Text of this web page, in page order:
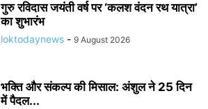
गुरु रविदास जयंती वर्ष पर ‘कलश वंदन रथ यात्रा’
का शुभारंभ
loktodaynews - 9 August 2026
भक्ति और संकल्प की मिसाल: अंशुल ने 25 दिन
में पैदल...